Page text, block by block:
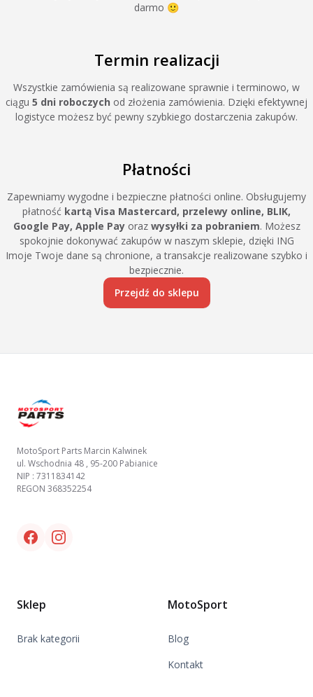
darmo 🙂
Termin realizacji
Wszystkie zamówienia są realizowane sprawnie i terminowo, w
ciągu 5 dni roboczych od złożenia zamówienia. Dzięki efektywnej
logistyce możesz być pewny szybkiego dostarczenia zakupów.
Płatności
Zapewniamy wygodne i bezpieczne płatności online. Obsługujemy
płatność kartą Visa Mastercard, przelewy online, BLIK,
Google Pay, Apple Payoraz wysyłki za pobraniem. Możesz
spokojnie dokonywać zakupów w naszym sklepie, dzięki ING
Imoje Twoje dane są chronione, a transakcje realizowane szybko i
bezpiecznie.
Przejdź do sklepu
MotoSport Parts Marcin Kalwinek
ul. Wschodnia 48 , 95-200 Pabianice
NIP : 7311834142
REGON 368352254
Facebook link
Instagram link
Sklep
Brak kategorii
MotoSport
Blog
Kontakt